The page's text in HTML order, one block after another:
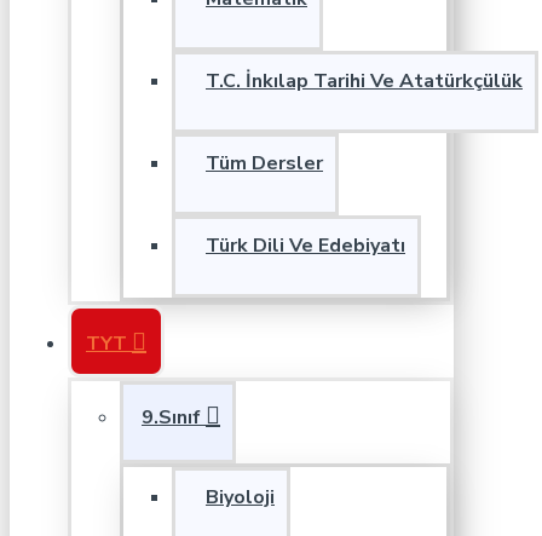
T.C. İnkılap Tarihi Ve Atatürkçülük
Tüm Dersler
Türk Dili Ve Edebiyatı
TYT
9.Sınıf
Biyoloji